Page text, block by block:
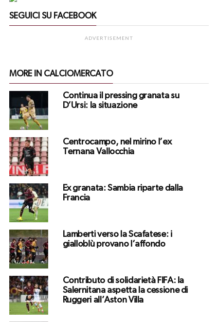
SEGUICI SU FACEBOOK
ADVERTISEMENT
MORE IN CALCIOMERCATO
Continua il pressing granata su
D’Ursi: la situazione
Centrocampo, nel mirino l’ex
Ternana Vallocchia
Ex granata: Sambia riparte dalla
Francia
Lamberti verso la Scafatese: i
gialloblù provano l’affondo
Contributo di solidarietà FIFA: la
Salernitana aspetta la cessione di
Ruggeri all’Aston Villa